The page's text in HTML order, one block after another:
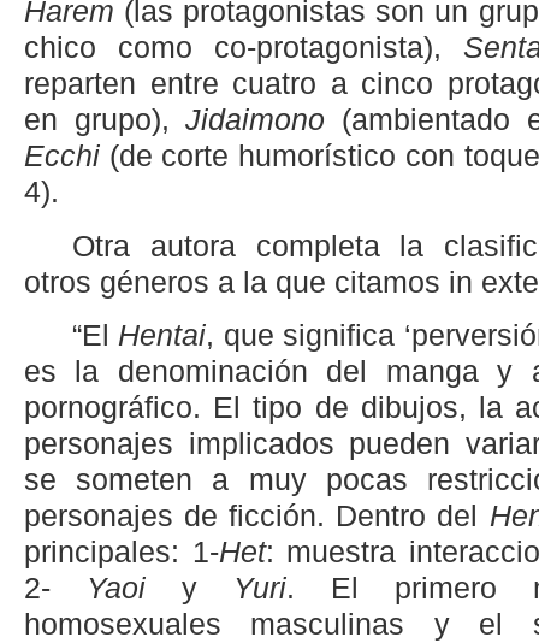
Harem (las protagonistas son un
chico como co-protagonista),
reparten entre cuatro a cinco
en grupo),Jidaimono (ambientado
Ecchi (de corte humorístico con
4).
Otra autora completa la
otros géneros a la que citamos in
“El Hentai, que significa
es la denominación del manga y
pornográfico. El tipo de dibujos, la
personajes implicados pueden
se someten a muy pocas
personajes de ficción. Dentro del
principales: 1-Het: muestra
2- Yaoi y Yuri. El primero
homosexuales masculinas y el